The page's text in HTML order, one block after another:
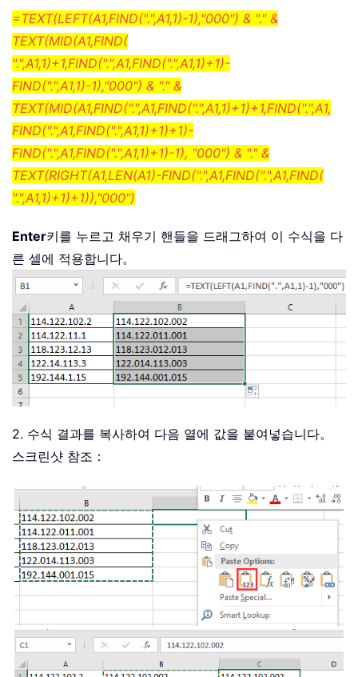
=TEXT(LEFT(A1,FIND(".",A1,1)-1),"000") & "." &
TEXT(MID(A1,FIND(
".",A1,1)+1,FIND(".",A1,FIND(".",A1,1)+1)-
FIND(".",A1,1)-1),"000") & "." &
TEXT(MID(A1,FIND(".",A1,FIND(".",A1,1)+1)+1,FIND(".",A1,
FIND(".",A1,FIND(".",A1,1)+1)+1)-
FIND(".",A1,FIND(".",A1,1)+1)-1), "000") & "." &
TEXT(RIGHT(A1,LEN(A1)-FIND(".",A1,FIND(".",A1,FIND(
".",A1,1)+1)+1)),"000")
Enter키를 누르고 채우기 핸들을 드래그하여 이 수식을 다
른 셀에 적용합니다。
2. 수식 결과를 복사하여 다음 열에 값을 붙여넣습니다。
스크린샷 참조：